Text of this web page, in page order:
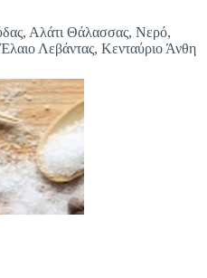
Αλάτι Θάλασσας, Νερό,
Λεβάντας, Κενταύριο Άνθη